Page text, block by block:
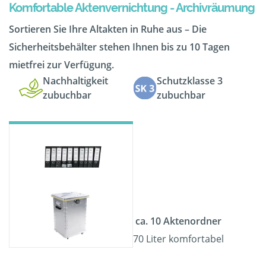
Komfortable Aktenvernichtung - Archivräumung
Sortieren Sie Ihre Altakten in Ruhe aus – Die
Sicherheitsbehälter stehen Ihnen bis zu 10 Tagen
mietfrei zur Verfügung.
Nachhaltigkeit
zubuchbar
Schutzklasse 3
zubuchbar
ca. 10 Aktenordner
70 Liter komfortabel